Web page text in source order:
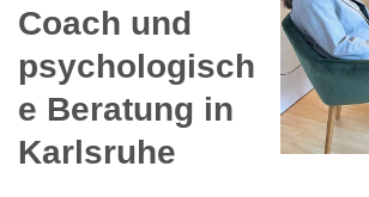
Coach und
psychologisch
e Beratung in
Karlsruhe